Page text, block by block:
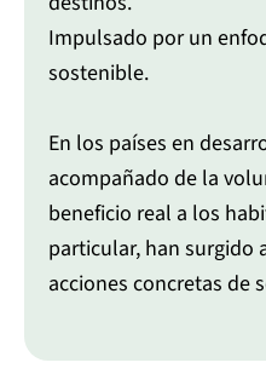
Impulsado por un
sostenible.
En los países en
acompañado de la
beneficio real a los
particular, han surgido
acciones concretas de